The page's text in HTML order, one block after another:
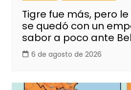
Tigre fue más, pero
se quedó con un
sabor a poco ante
6 de agosto de 2026